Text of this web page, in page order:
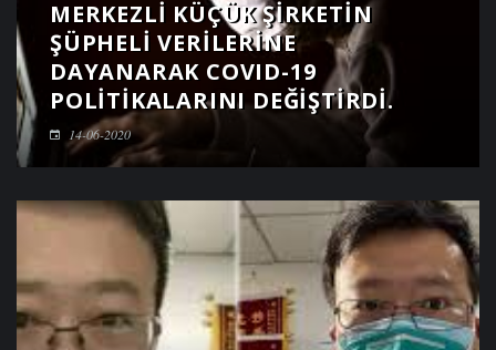
MERKEZLI KÜÇÜK ŞIRKETIN
ŞÜPHELI VERILERINE
DAYANARAK COVID-19
POLITIKALARINI DEĞIŞTIRDI.
14-06-2020